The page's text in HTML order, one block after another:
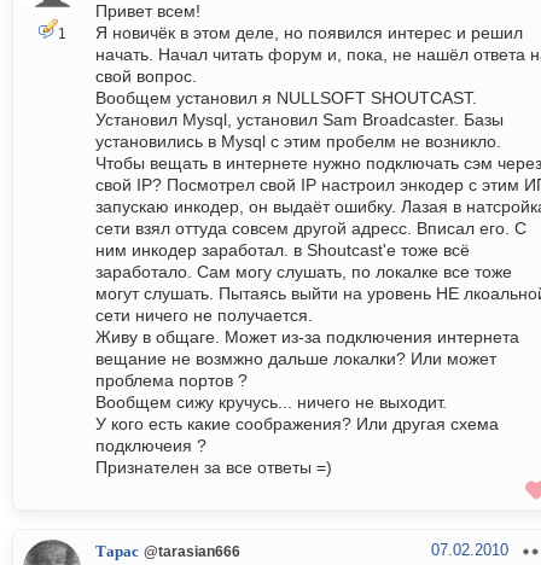
1
Привет всем!
Я новичёк в этом деле, но появился интерес и решил
начать. Начал читать форум и, пока, не нашёл ответа
свой вопрос.
Вообщем установил я NULLSOFT SHOUTCAST.
Установил Mysql, установил Sam Broadcaster. Базы
установились в Mysql с этим пробелм не возникло.
Чтобы вещать в интернете нужно подключать сэм через
свой IP? Посмотрел свой IP настроил энкодер с этим
запускаю инкодер, он выдаёт ошибку. Лазая в
сети взял оттуда совсем другой адресс. Вписал его. С
ним инкодер заработал. в Shoutcast'е тоже всё
заработало. Сам могу слушать, по локалке все тоже
могут слушать. Пытаясь выйти на уровень НЕ
сети ничего не получается.
Живу в общаге. Может из-за подключения интернета
вещание не возмжно дальше локалки? Или может
проблема портов ?
Вообщем сижу кручусь... ничего не выходит.
У кого есть какие соображения? Или другая схема
подключеия ?
Признателен за все ответы =)
Тарас @tarasian666 07.02.2010